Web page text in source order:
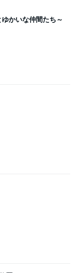
かいな仲間たち～